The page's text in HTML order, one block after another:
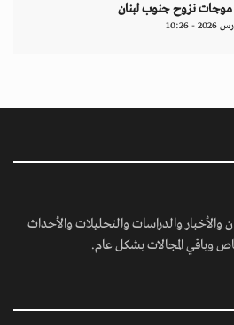
نزوح جنوب لبنان
والدراسات والتحليلات والأحداث
وباقي المجالات بشكل عام.